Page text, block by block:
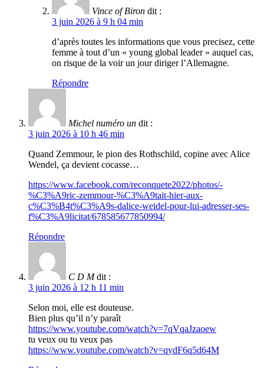
Vince of Biron dit :
3 juin 2026 à 9 h 04 min
d’après toutes les informations que vous precisez, cette
femme à tout d’un « young global leader » auquel cas,
on risque de la voir un jour diriger l’Allemagne.
Répondre
Michel numéro un dit :
3 juin 2026 à 10 h 46 min
Quand Zemmour, le pion des Rothschild, copine avec Alice
Wendel, ça devient cocasse…
https://www.facebook.com/reconquete2022/photos/-
%C3%A9ric-zemmour-%C3%A9tait-hier-aux-
c%C3%B4t%C3%A9s-dalice-weidel-pour-lui-adresser-ses-
f%C3%A9licitat/678585677850994/
Répondre
C D M dit :
3 juin 2026 à 12 h 11 min
Selon moi, elle est douteuse.
Bien plus qu’il n’y paraît
https://www.youtube.com/watch?v=7qVqaJzaoew
tu veux ou tu veux pas
https://www.youtube.com/watch?v=qydF6q5d64M